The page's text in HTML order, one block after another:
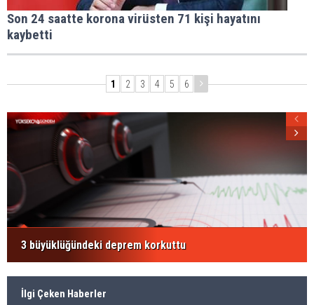
Son 24 saatte korona virüsten 71 kişi hayatını
kaybetti
1 2 3 4 5 6
3 büyüklüğündeki deprem korkuttu
İlgi Çeken Haberler